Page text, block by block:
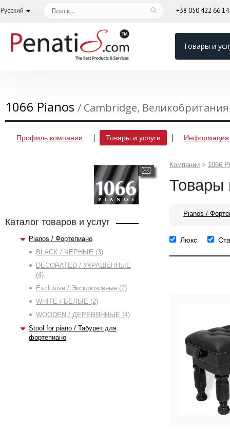
Русский +38 050 422 66 14
Товары и
1066 Pianos / Cambridge, Великобритания
Профиль компании Товары и услуги Информация
Каталог товаров и услуг
Pianos / Фортепиано
BLACK / ЧЕРНЫЕ (3)
DECORATED / УКРАШЕННЫЕ
(4)
Exclusive / Эксклюзивные (2)
WHITE / БЕЛЫЕ (2)
WOODEN / ДЕРЕВЯННЫЕ (4)
Stool for piano / Табурет для
фортепиано
Компании > 1066
Товары
Pianos /
Люкс